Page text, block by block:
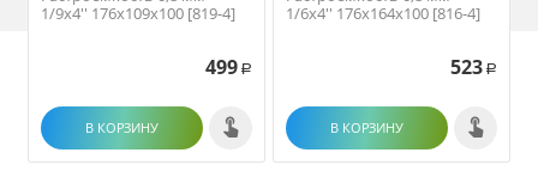
1/9х4'' 176х109х100 [819-4]
499 Р
В КОРЗИНУ
1/6х4'' 176х164х100 [816-4]
523 Р
В КОРЗИНУ